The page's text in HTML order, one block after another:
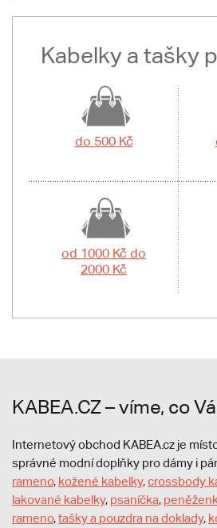
Kabelky a tašky
do 500 Kč
od 1000 Kč do
2000 Kč
KABEA.CZ – víme, co
Internetový obchod KABEA.cz je
správné modní doplňky pro dámy i
rameno, kožené kabelky,crossbody
lakované kabelky, psaníčka,
rameno,tašky a pouzdra na doklady,